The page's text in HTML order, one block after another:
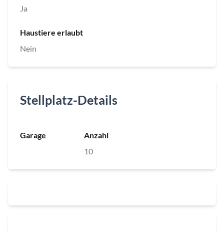
Ja
Haustiere erlaubt
Nein
Stellplatz-Details
Garage
Anzahl
10